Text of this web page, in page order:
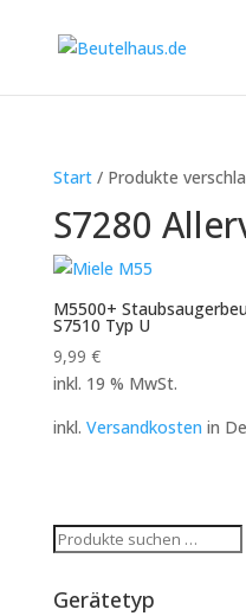
Start/ Produkte
S7280
M5500+
S7510 Typ U
9,99 €
inkl. 19 % MwSt.
inkl. Versandkosten in
Suchen
Gerätetyp